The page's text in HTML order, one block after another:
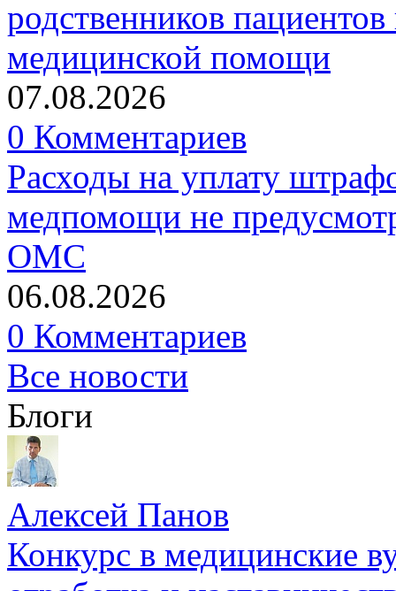
родственников
медицинской помощи
07.08.2026
0 Комментариев
Расходы на уплату
медпомощи не
ОМС
06.08.2026
0 Комментариев
Все новости
Блоги
Алексей Панов
Конкурс в медицинские